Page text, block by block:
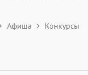
Афиша Конкурсы